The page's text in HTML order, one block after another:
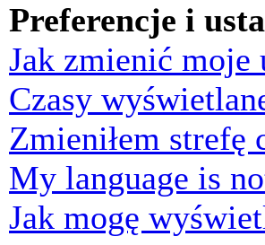
Preferencje i
Jak zmienić moje
Czasy
Zmieniłem strefę
My language is
Jak mogę